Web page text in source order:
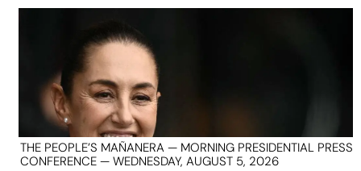
THE PEOPLE’S MAÑANERA — MORNING PRESIDENTIAL PRESS
CONFERENCE — WEDNESDAY, AUGUST 5, 2026